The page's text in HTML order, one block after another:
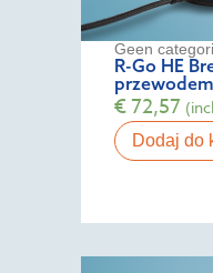
Geen
R-Go HE
€72,57
Dodaj do